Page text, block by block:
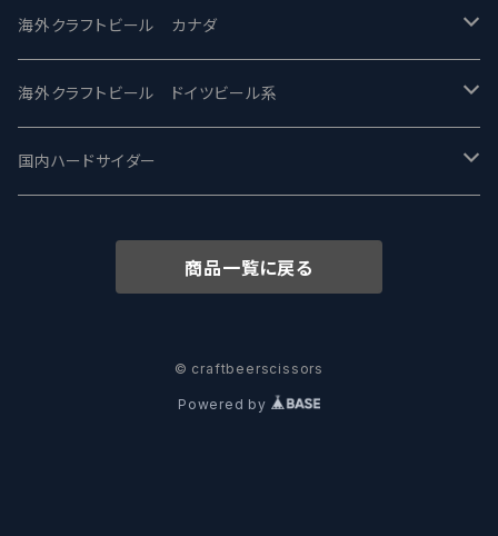
忽布古丹醸造 - HOP KOTAN
ワイマーケットブルーイング Y.Market Brewing
志賀高原ビール - SIGAKOGEN
箕面ビール - MINOH BEER
サンクトガーレン - Sankt Gallen
Fair State フェアステイト
Lagunitas ラグニタス
FirestoneWalker ファイアストーン
Mikkeller ミッケラー
Hop Nation ホップネーション
ワイルドチャイルド - Wilde Child
BrewDog Brewery - ブリュードッグ
The Flying Inn / ザ フライイング イン
Lambiek Fabriek - ファブリーク
Heart Of Darkness - ハートオブダークネス
Carbon brews -カーボン
TAIHU - タイフー
Behemoth - ベヒーモス
ROCKY RIDGE - ロッキーリッジ
BODRIGGY BREWING ボッドリッジー
CO-CONSPIRATORS コ・コンスピレーターズ
Deep Creek Brewing Co.
8 Wired エイトワイアード
海外クラフトビール カナダ
Jackie O's ジャッキーオーズ
Westbrook ウェストブルック
Strathcona ストラスコナ
ODIN BREWING オディン
海外クラフトビール ドイツビール系
Karmeliten カーメリテン
Früh フリュー
国内ハードサイダー
商品一覧に戻る
© craftbeerscissors
Powered by